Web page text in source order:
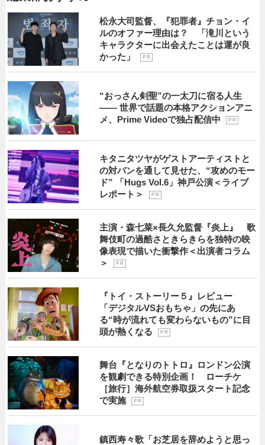
松永大司監督、『犯罪者』チョン・イ
ルのオファー理由は？ 「滝川という
キャラクターに出会えたことは運が良
かった」
P R
“おっさん剣聖”の一太刀に宿る人生
―― 世界で話題の本格アクションアニ
メ、Prime Videoで独占配信中
P R
キタニタツヤがゲストアーティストと
の対バンを通して見せた、“攻めのモー
ド” 「Hugs Vol.6」神戸公演＜ライブ
レポート＞
P R
主演・森七菜×長久允監督『炎上』 歌
舞伎町の過酷さときらきらを独特の映
像表現で描いた衝撃作＜出演者コラム
＞
P R
『トイ・ストーリー５』レビュー
「デジタルVSおもちゃ」の先にあ
る“時が流れても変わらないもの”に目
頭が熱くなる
P R
舞台『となりのトトロ』ロンドン公演
を観劇できる特別企画！ ローチケ
［旅行］海外航空券取扱スタート記念
で実施
P R
鎮西寿々歌「お芝居を辞めようと思っ